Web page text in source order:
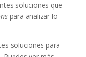
soluciones que
para analizar lo
soluciones para